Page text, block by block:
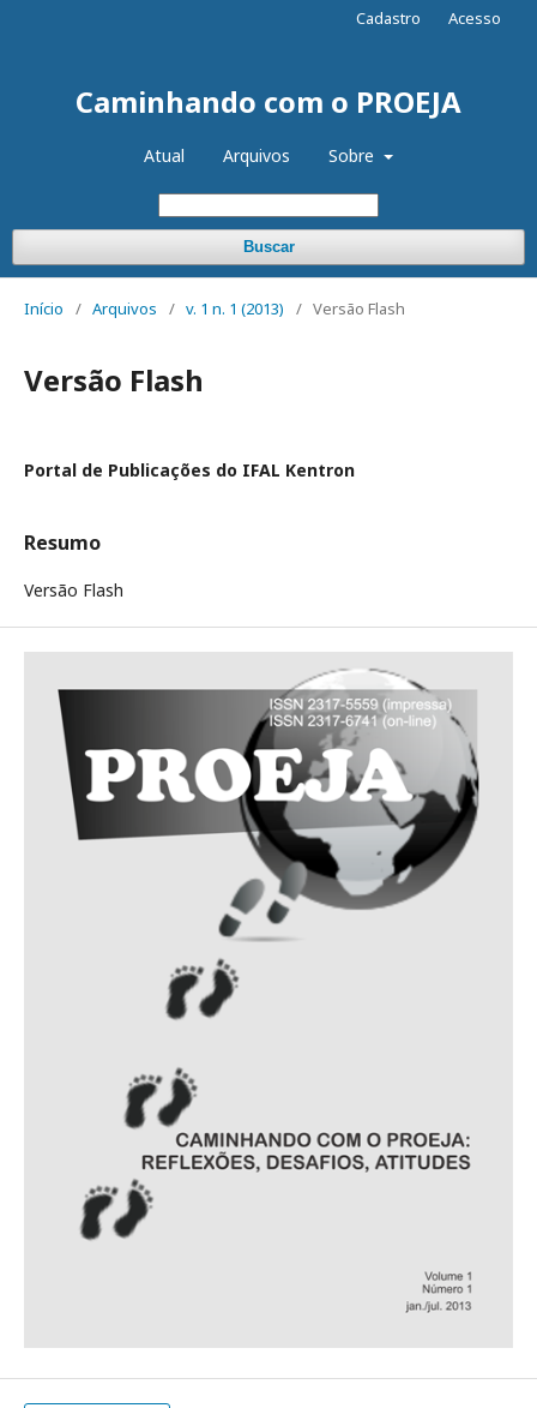
Caminhando com o PROEJA
Atual Arquivos Sobre
Buscar
Cadastro Acesso
Início / Arquivos / v. 1 n. 1 (2013) / Versão Flash
Versão Flash
Portal de Publicações do IFAL Kentron
Resumo
Versão Flash